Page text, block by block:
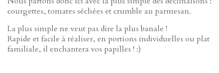
courgettes, tomates séchées et crumble au parmesan.
La plus simple ne veut pas dire la plus banale !
Rapide et facile à réaliser, en portions individuelles ou plat
familiale, il enchantera vos papilles ! :)